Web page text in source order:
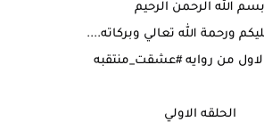
بسم الله الرحمن الرحيم
ورحمة الله تعالي وبركاته....
من روايه#عشقت_منتقبه
الحلقه الاولي